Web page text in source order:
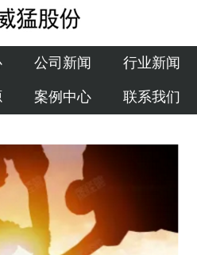
公司介绍
产品中心
公司新闻
行业新闻
荣誉证书
人力资源
公司新闻 行业新闻
案例中心 联系我们